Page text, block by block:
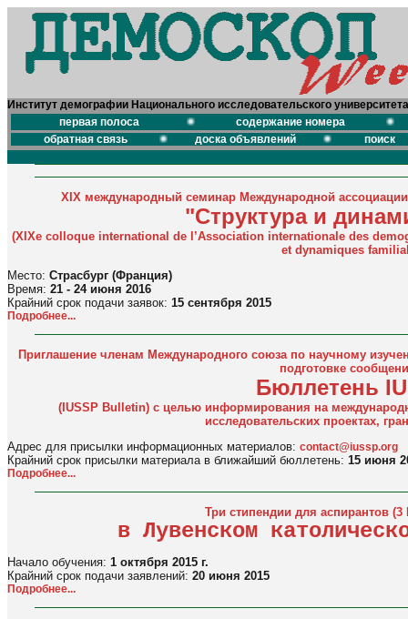
Институт демографии Национального исследовательского
первая полоса
содержание номера
обратная связь
доска объявлений поиск
XIX международный семинар Международной
"Структура и
(XIXe colloque international de l’Association internationale des
et dynamiques
Место: Страсбург (Франция)
Время: 21 - 24 июня 2016
Крайний срок подачи заявок: 15 сентября 2015
Подробнее...
Приглашение членам Международного союза по научному
подготовке
Бюллетень
(IUSSP Bulletin) с целью информирования на
исследовательских проектах,
Адрес для присылки информационных материалов: contact@iussp.org
Крайний срок присылки материала в ближайший бюллетень: 15 июня
Подробнее...
Три стипендии для аспирантов
в Лувенском
Начало обучения: 1 октября 2015 г.
Крайний срок подачи заявлений: 20 июня 2015
Подробнее...